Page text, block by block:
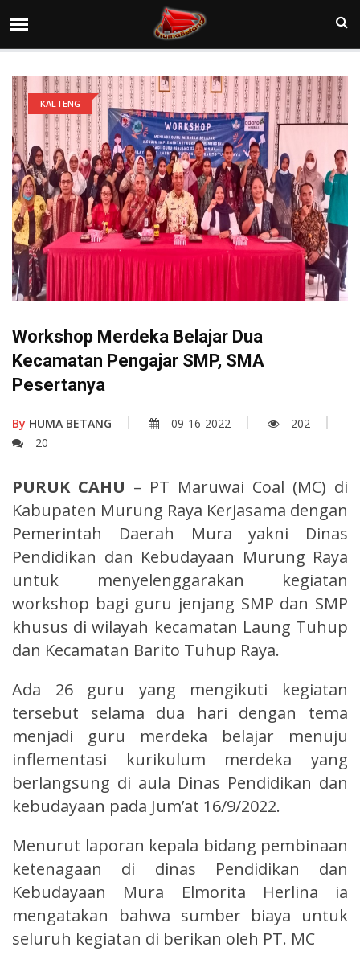
KALTENG
Workshop Merdeka Belajar Dua
Kecamatan Pengajar SMP, SMA
Pesertanya
By HUMA BETANG 09-16-2022
202
20
PURUK CAHU – PT Maruwai Coal (MC) di
Kabupaten Murung Raya Kerjasama dengan
Pemerintah Daerah Mura yakni Dinas
Pendidikan dan Kebudayaan Murung Raya
untuk menyelenggarakan kegiatan
workshop bagi guru jenjang SMP dan SMP
khusus di wilayah kecamatan Laung Tuhup
dan Kecamatan Barito Tuhup Raya.
Ada 26 guru yang mengikuti kegiatan
tersebut selama dua hari dengan tema
menjadi guru merdeka belajar menuju
inflementasi kurikulum merdeka yang
berlangsung di aula Dinas Pendidikan dan
kebudayaan pada Jum’at 16/9/2022.
Menurut laporan kepala bidang pembinaan
ketenagaan di dinas Pendidikan dan
Kebudayaan Mura Elmorita Herlina ia
mengatakan bahwa sumber biaya untuk
seluruh kegiatan di berikan oleh PT. MC